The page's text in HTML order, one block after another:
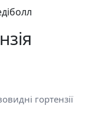
гортензії